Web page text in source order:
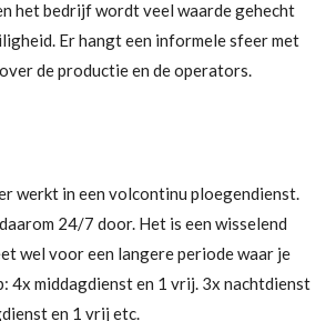
het bedrijf wordt veel waarde gehecht
Er hangt een informele sfeer met
de productie en de operators.
werkt in een volcontinu ploegendienst.
24/7 door. Het is een wisselend
wel voor een langere periode waar je
4x middagdienst en 1 vrij. 3x nachtdienst
en 1 vrij etc.